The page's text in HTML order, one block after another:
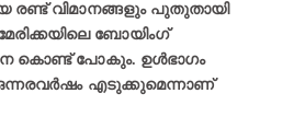
രണ്ട് വിമാനങ്ങളും പുതുതായി
ബോയിംഗ്
കൊണ്ട് പോകും. ഉള്‍ഭാഗം
എടുക്കുമെന്നാണ്